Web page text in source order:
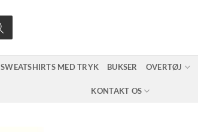
SWEATSHIRTS MED TRYK BUKSER OVERTØJ
KONTAKT OS